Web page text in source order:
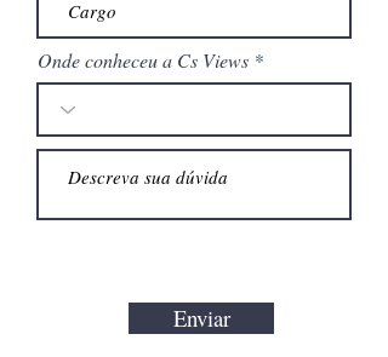
Onde conheceu a Cs Views
Enviar